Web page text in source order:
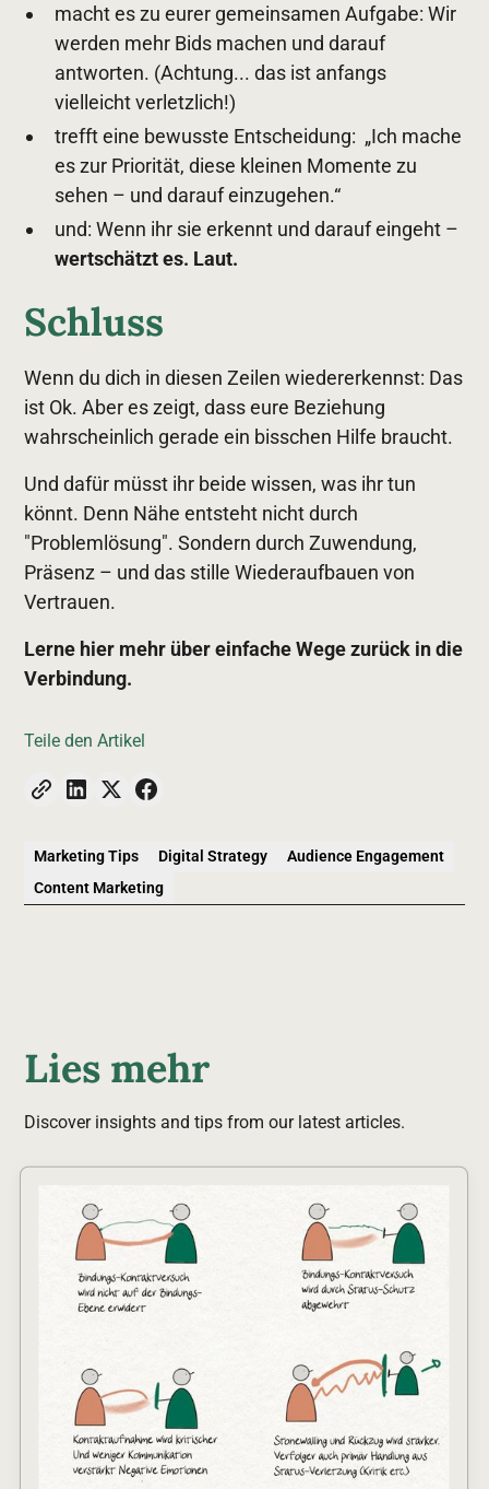
macht es zu eurer gemeinsamen Aufgabe: Wir
werden mehr Bids machen und darauf
antworten. (Achtung... das ist anfangs
vielleicht verletzlich!)
trefft eine bewusste Entscheidung: „Ich mache
es zur Priorität, diese kleinen Momente zu
sehen – und darauf einzugehen.“
und: Wenn ihr sie erkennt und darauf eingeht –
wertschätzt es. Laut.
Schluss
Wenn du dich in diesen Zeilen wiedererkennst: Das
ist Ok. Aber es zeigt, dass eure Beziehung
wahrscheinlich gerade ein bisschen Hilfe braucht.
Und dafür müsst ihr beide wissen, was ihr tun
könnt. Denn Nähe entsteht nicht durch
"Problemlösung". Sondern durch Zuwendung,
Präsenz – und das stille Wiederaufbauen von
Vertrauen.
Lerne hier mehr über einfache Wege zurück in die
Verbindung.
Teile den Artikel
Marketing Tips Digital Strategy
Audience Engagement
Content Marketing
Lies mehr
Discover insights and tips from our latest articles.